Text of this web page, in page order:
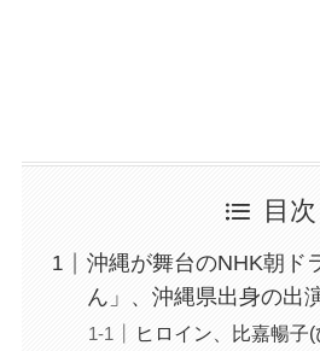
目次
沖縄が舞台のNHK朝ド
ん」、沖縄県出身の出
ヒロイン、比嘉暢子